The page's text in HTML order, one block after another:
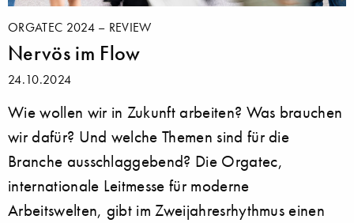
ORGATEC 2024 – REVIEW
Nervös im Flow
24.10.2024
Wie wollen wir in Zukunft arbeiten? Was brauchen
wir dafür? Und welche Themen sind für die
Branche ausschlaggebend? Die Orgatec,
internationale Leitmesse für moderne
Arbeitswelten, gibt im Zweijahresrhythmus einen